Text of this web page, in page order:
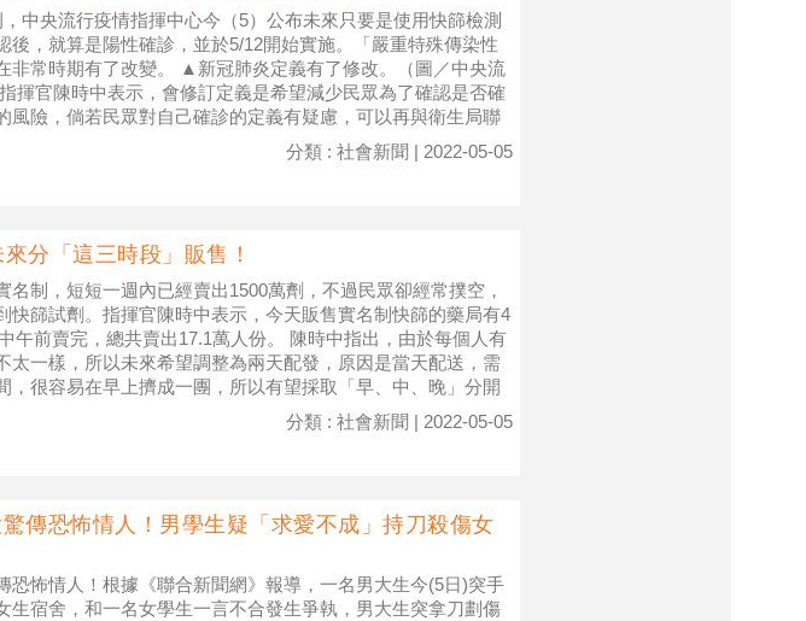
中央流行疫情指揮中心今（5）公布未來只要是使用快篩檢測
後，就算是陽性確診，並於5/12開始實施。「嚴重特殊傳染性
非常時期有了改變。 ▲新冠肺炎定義有了修改。（圖／中央流
揮官陳時中表示，會修訂定義是希望減少民眾為了確認是否確
風險，倘若民眾對自己確診的定義有疑慮，可以再與衛生局聯
分類 : 社會新聞 | 2022-05-05
分「這三時段」販售！
名制，短短一週內已經賣出1500萬劑，不過民眾卻經常撲空，
快篩試劑。指揮官陳時中表示，今天販售實名制快篩的藥局有4
午前賣完，總共賣出17.1萬人份。 陳時中指出，由於每個人有
太一樣，所以未來希望調整為兩天配發，原因是當天配送，需
，很容易在早上擠成一團，所以有望採取「早、中、晚」分開
分類 : 社會新聞 | 2022-05-05
傳恐怖情人！男學生疑「求愛不成」持刀殺傷女
恐怖情人！根據《聯合新聞網》報導，一名男大生今(5日)突手
生宿舍，和一名女學生一言不合發生爭執，男大生突拿刀劃傷